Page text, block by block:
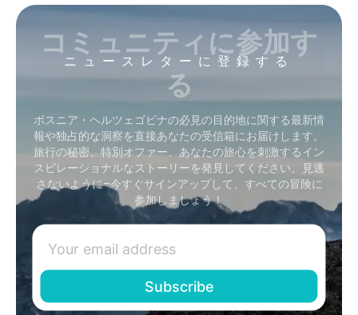
ニュースレターに登録する
コミュニティに参加す
る
ボスニア・ヘルツェゴビナの必見の目的地に関する最新情
報や独占的な洞察を直接あなたの受信箱にお届けします。
旅行の秘密、特別オファー、あなたの旅心を刺激するイン
スピレーショナルなストーリーを発見してください。見逃
さないように–今すぐサインアップして、すべての冒険に
参加しましょう！